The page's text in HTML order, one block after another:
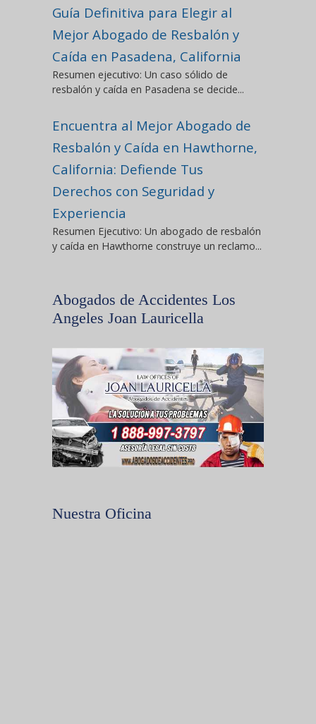
Guía Definitiva para Elegir al
Mejor Abogado de Resbalón y
Caída en Pasadena, California
Resumen ejecutivo: Un caso sólido de
resbalón y caída en Pasadena se decide...
Encuentra al Mejor Abogado de
Resbalón y Caída en Hawthorne,
California: Defiende Tus
Derechos con Seguridad y
Experiencia
Resumen Ejecutivo: Un abogado de resbalón
y caída en Hawthorne construye un reclamo...
Abogados de Accidentes Los
Angeles Joan Lauricella
Nuestra Oficina